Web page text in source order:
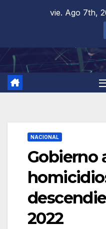
vie. Ago 7th,
NACIONAL
Gobierno
2022